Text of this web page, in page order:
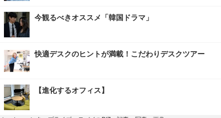
今観るべきオススメ「韓国ドラマ」
快適デスクのヒントが満載！こだわりデスクツアー
【進化するオフィス】